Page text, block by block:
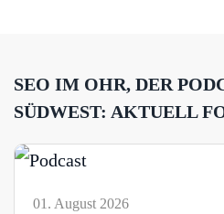
SEO IM OHR, DER
SÜDWEST: AKTUELL
01. August 2026